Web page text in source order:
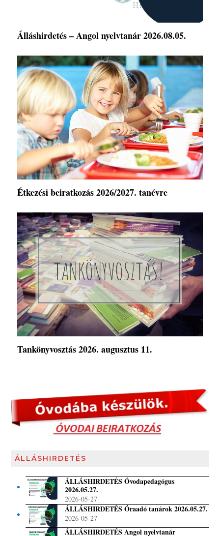
Álláshirdetés – Angol nyelvtanár 2026.08.05.
Étkezési beiratkozás 2026/2027. tanévre
Tankönyvosztás 2026. augusztus 11.
ÁLLÁSHIRDETÉS
ÁLLÁSHIRDETÉS Óvodapedagógus
2026.05.27.
2026-05-27
ÁLLÁSHIRDETÉS Óraadó tanárok 2026.05.27.
2026-05-27
ÁLLÁSHIRDETÉS Angol nyelvtanár